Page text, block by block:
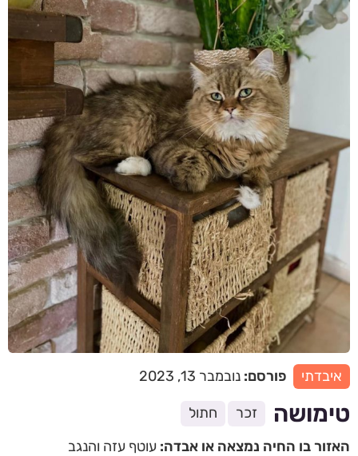
איבדתי פורסם: נובמבר 13, 2023
טימושה זכר
חתול
האזור בו החיה נמצאה או אבדה: עוטף עזה והנגב